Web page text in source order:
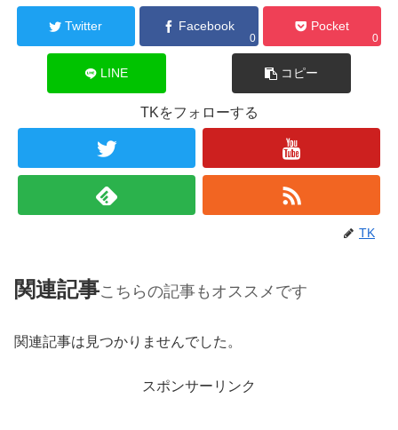
Twitter Facebook
0
Pocket
0
LINE コピー
TKをフォローする
TK
関連記事こちらの記事もオススメです
関連記事は見つかりませんでした。
スポンサーリンク